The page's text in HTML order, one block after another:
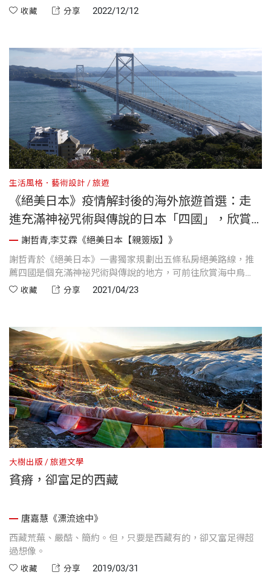
景致雋永迷人。
收藏 分享 2022/12/12
生活風格．藝術設計 旅遊
《絕美日本》疫情解封後的海外旅遊首選：走
進充滿神祕咒術與傳說的日本「四國」，欣賞
海中鳥居、渦之道
謝哲青,李艾霖《絕美日本【親簽版】》
謝哲青於《絕美日本》一書獨家規劃出五條私房絕美路線，推
薦四國是個充滿神祕咒術與傳說的地方，可前往欣賞海中鳥
居、渦之道
收藏 分享 2021/04/23
大樹出版 旅遊文學
貧瘠，卻富足的西藏
唐嘉慧《漂流途中》
西藏荒蕪、嚴酷、簡約。但，只要是西藏有的，卻又富足得超
過想像。
收藏 分享 2019/03/31